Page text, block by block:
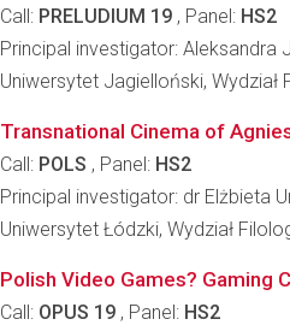
Call: PRELUDIUM 19 , Panel: HS2
Principal investigator: Aleksandra
Uniwersytet Jagielloński, Wydział
Transnational Cinema of
Call: POLS , Panel: HS2
Principal investigator: dr Elżbieta
Uniwersytet Łódzki, Wydział
Polish Video Games? Gaming
Call: OPUS 19 , Panel: HS2